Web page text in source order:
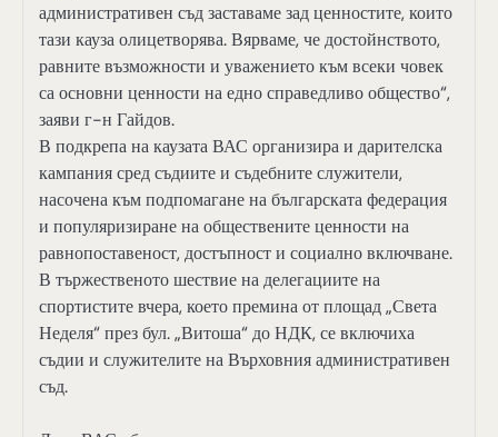
административен съд заставаме зад ценностите, които
тази кауза олицетворява. Вярваме, че достойнството,
равните възможности и уважението към всеки човек
са основни ценности на едно справедливо общество“,
заяви г-н Гайдов.
В подкрепа на каузата ВАС организира и дарителска
кампания сред съдиите и съдебните служители,
насочена към подпомагане на българската федерация
и популяризиране на обществените ценности на
равнопоставеност, достъпност и социално включване.
В тържественото шествие на делегациите на
спортистите вчера, което премина от площад „Света
Неделя“ през бул. „Витоша“ до НДК, се включиха
съдии и служителите на Върховния административен
съд.